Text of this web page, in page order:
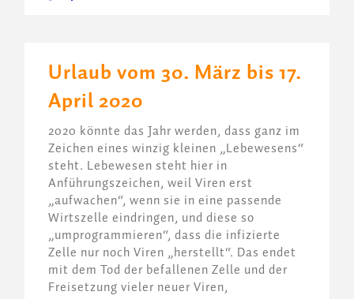
Urlaub vom 30. März bis 17.
April 2020
2020 könnte das Jahr werden, dass ganz im
Zeichen eines winzig kleinen „Lebewesens“
steht. Lebewesen steht hier in
Anführungszeichen, weil Viren erst
„aufwachen“, wenn sie in eine passende
Wirtszelle eindringen, und diese so
„umprogrammieren“, dass die infizierte
Zelle nur noch Viren „herstellt“. Das endet
mit dem Tod der befallenen Zelle und der
Freisetzung vieler neuer Viren,